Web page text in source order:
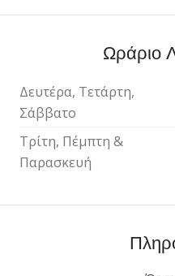
Ωράριο
Δευτέρα, Τετάρτη,
Σάββατο
Τρίτη, Πέμπτη &
Παρασκευή